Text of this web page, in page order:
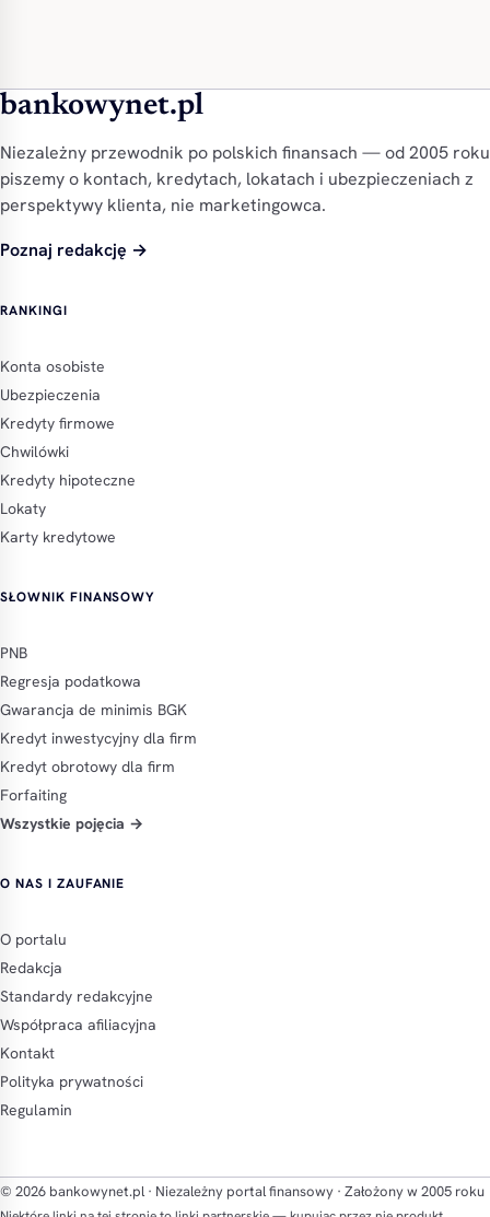
bankowynet.pl
Niezależny przewodnik po polskich finansach — od 2005 roku
piszemy o kontach, kredytach, lokatach i ubezpieczeniach z
perspektywy klienta, nie marketingowca.
Poznaj redakcję →
RANKINGI
Konta osobiste
Ubezpieczenia
Kredyty firmowe
Chwilówki
Kredyty hipoteczne
Lokaty
Karty kredytowe
SŁOWNIK FINANSOWY
PNB
Regresja podatkowa
Gwarancja de minimis BGK
Kredyt inwestycyjny dla firm
Kredyt obrotowy dla firm
Forfaiting
Wszystkie pojęcia →
O NAS I ZAUFANIE
O portalu
Redakcja
Standardy redakcyjne
Współpraca afiliacyjna
Kontakt
Polityka prywatności
Regulamin
© 2026 bankowynet.pl · Niezależny portal finansowy · Założony w 2005 roku